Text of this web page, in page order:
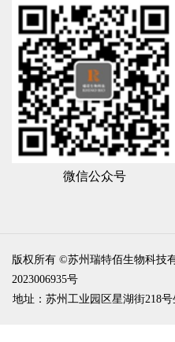
微信公众号
版权所有 ©苏州瑞特佰生物科技
2023006935号
地址：苏州工业园区星湖街218